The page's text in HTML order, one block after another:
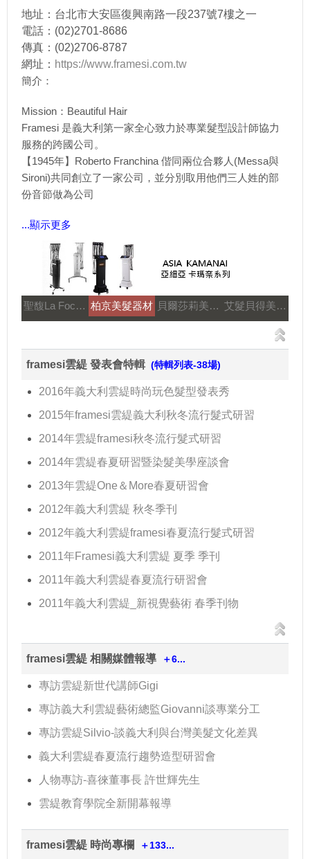
地址：台北市大安區復興南路一段237號7樓之一
電話：(02)2701-8686
傳真：(02)2706-8787
網址： https://www.framesi.com.tw
簡介：
Mission：Beautiful Hair
Framesi 是義大利第一家全心致力於專業髮型設計師協力
服務的跨國公司。
【1945年】Roberto Franchina 偕同兩位合夥人(Messa與
Sironi)共同創立了一家公司，並分別取用他們三人姓的部
份音節做為公司
...顯示更多
聖馥La Focus 柏京美髮器材 貝爾莎莉美髮美容補習 艾髮貝得美髮系列
framesi雲緹 發表會特輯 (特輯列表-38場)
2016年義大利雲緹時尚玩色髮型發表秀
2015年framesi雲緹義大利秋冬流行髮式研習
2014年雲緹framesi秋冬流行髮式研習
2014年雲緹春夏研習暨染髮美學座談會
2013年雲緹One＆More春夏研習會
2012年義大利雲緹 秋冬季刊
2012年義大利雲緹framesi春夏流行髮式研習
2011年Framesi義大利雲緹 夏季 季刊
2011年義大利雲緹春夏流行研習會
2011年義大利雲緹_新視覺藝術 春季刊物
framesi雲緹 相關媒體報導 ＋6...
專訪雲緹新世代講師Gigi
專訪義大利雲緹藝術總監Giovanni談專業分工
專訪雲緹Silvio-談義大利與台灣美髮文化差異
義大利雲緹春夏流行趨勢造型研習會
人物專訪-喜徠董事長 許世輝先生
雲緹教育學院全新開幕報導
framesi雲緹 時尚專欄 ＋133...